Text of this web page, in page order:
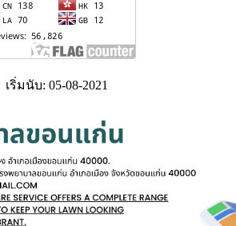
เริ่มนับ: 05-08-2021